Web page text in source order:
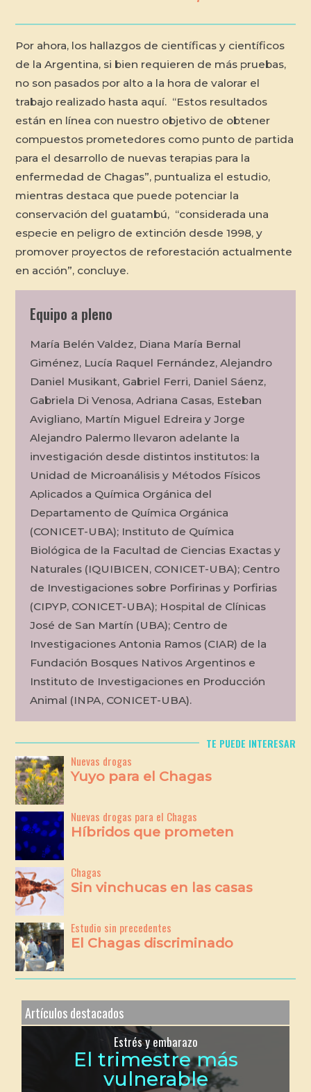
Por ahora, los hallazgos de científicas y científicos
de la Argentina, si bien requieren de más pruebas,
no son pasados por alto a la hora de valorar el
trabajo realizado hasta aquí. “Estos resultados
están en línea con nuestro objetivo de obtener
compuestos prometedores como punto de partida
para el desarrollo de nuevas terapias para la
enfermedad de Chagas”, puntualiza el estudio,
mientras destaca que puede potenciar la
conservación del guatambú, “considerada una
especie en peligro de extinción desde 1998, y
promover proyectos de reforestación actualmente
en acción”, concluye.
Equipo a pleno
María Belén Valdez, Diana María Bernal
Giménez, Lucía Raquel Fernández, Alejandro
Daniel Musikant, Gabriel Ferri, Daniel Sáenz,
Gabriela Di Venosa, Adriana Casas, Esteban
Avigliano, Martín Miguel Edreira y Jorge
Alejandro Palermo llevaron adelante la
investigación desde distintos institutos: la
Unidad de Microanálisis y Métodos Físicos
Aplicados a Química Orgánica del
Departamento de Química Orgánica
(CONICET-UBA); Instituto de Química
Biológica de la Facultad de Ciencias Exactas y
Naturales (IQUIBICEN, CONICET-UBA); Centro
de Investigaciones sobre Porfirinas y Porfirias
(CIPYP, CONICET-UBA); Hospital de Clínicas
José de San Martín (UBA); Centro de
Investigaciones Antonia Ramos (CIAR) de la
Fundación Bosques Nativos Argentinos e
Instituto de Investigaciones en Producción
Animal (INPA, CONICET-UBA).
TE PUEDE INTERESAR
Nuevas drogas
Yuyo para el Chagas
Nuevas drogas para el Chagas
Híbridos que prometen
Chagas
Sin vinchucas en las casas
Estudio sin precedentes
El Chagas discriminado
Artículos destacados
Estrés y embarazo
El trimestre más
vulnerable